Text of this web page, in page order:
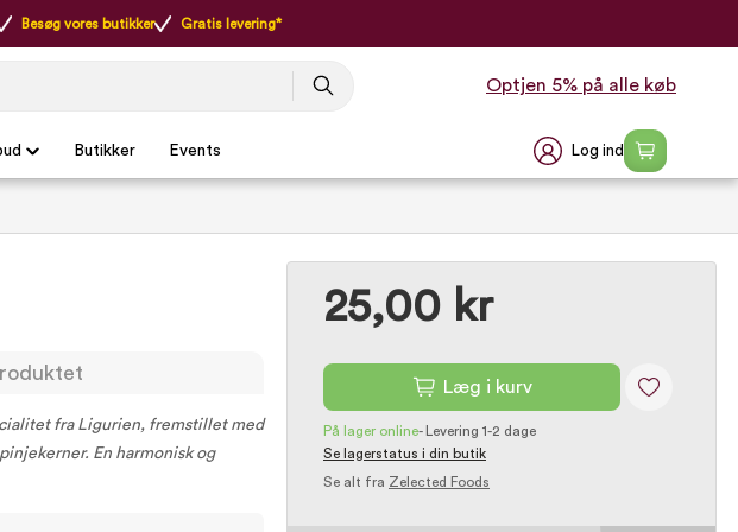
Besøg vores butikker Gratis levering*
Optjen 5% på alle køb
Butikker Events Log ind
25,00 kr
Læg i kurv
På lager online-
Levering 1-2 dage
Se lagerstatus i din butik
Se alt fra Zelected Foods
fra Ligurien, fremstillet med
En harmonisk og